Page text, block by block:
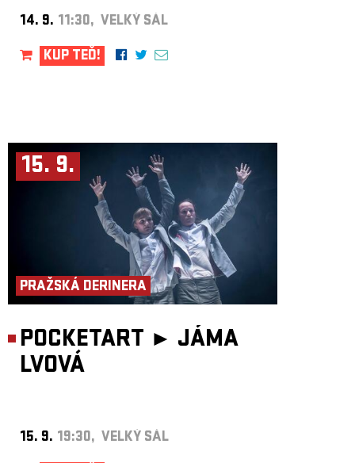
14. 9. 11:30, VELKÝ SÁL
KUP TEĎ!
15. 9.
PRAŽSKÁ DERINERA
POCKETART ► JÁMA
LVOVÁ
15. 9. 19:30, VELKÝ SÁL